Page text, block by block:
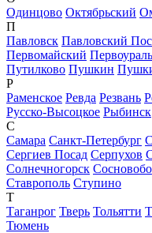
Одинцово Октябрьский
П
Павловск Павловский
Первомайский
Путилково Пушкин
Р
Раменское Ревда Резвань
Русско-Высоцкое Рыбинск
С
Самара Санкт-Петербург
Сергиев Посад Серпухов
Солнечногорск
Ставрополь Ступино
Т
Таганрог Тверь Тольятти
Тюмень